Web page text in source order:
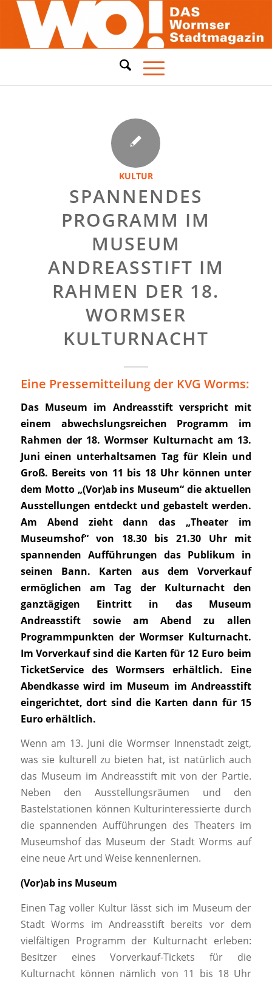
KULTUR
SPANNENDES
PROGRAMM IM
MUSEUM
ANDREASSTIFT IM
RAHMEN DER 18.
WORMSER
KULTURNACHT
Eine Pressemitteilung der KVG Worms:
Das Museum im Andreasstift verspricht mit
einem abwechslungsreichen Programm im
Rahmen der 18. Wormser Kulturnacht am 13.
Juni einen unterhaltsamen Tag für Klein und
Groß. Bereits von 11 bis 18 Uhr können unter
dem Motto „(Vor)ab ins Museum“ die aktuellen
Ausstellungen entdeckt und gebastelt werden.
Am Abend zieht dann das „Theater im
Museumshof“ von 18.30 bis 21.30 Uhr mit
spannenden Aufführungen das Publikum in
seinen Bann. Karten aus dem Vorverkauf
ermöglichen am Tag der Kulturnacht den
ganztägigen Eintritt in das Museum
Andreasstift sowie am Abend zu allen
Programmpunkten der Wormser Kulturnacht.
Im Vorverkauf sind die Karten für 12 Euro beim
TicketService des Wormsers erhältlich. Eine
Abendkasse wird im Museum im Andreasstift
eingerichtet, dort sind die Karten dann für 15
Euro erhältlich.
Wenn am 13. Juni die Wormser Innenstadt zeigt,
was sie kulturell zu bieten hat, ist natürlich auch
das Museum im Andreasstift mit von der Partie.
Neben den Ausstellungsräumen und den
Bastelstationen können Kulturinteressierte durch
die spannenden Aufführungen des Theaters im
Museumshof das Museum der Stadt Worms auf
eine neue Art und Weise kennenlernen.
(Vor)ab ins Museum
Einen Tag voller Kultur lässt sich im Museum der
Stadt Worms im Andreasstift bereits vor dem
vielfältigen Programm der Kulturnacht erleben:
Besitzer eines Vorverkauf-Tickets für die
Kulturnacht können nämlich von 11 bis 18 Uhr